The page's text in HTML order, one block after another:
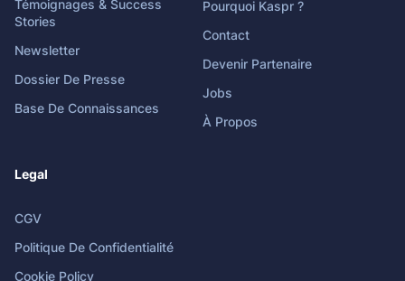
Témoignages & Success
Stories
Newsletter
Dossier De Presse
Base De Connaissances
Pourquoi Kaspr ?
Contact
Devenir Partenaire
Jobs
À Propos
Legal
CGV
Politique De Confidentialité
Cookie Policy